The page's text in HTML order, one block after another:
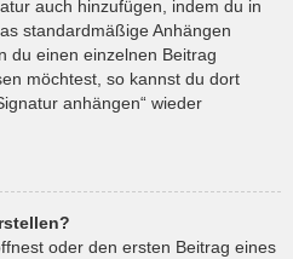
auch hinzufügen, indem du in
standardmäßige Anhängen
du einen einzelnen Beitrag
möchtest, so kannst du dort
anhängen“ wieder
oder den ersten Beitrag eines